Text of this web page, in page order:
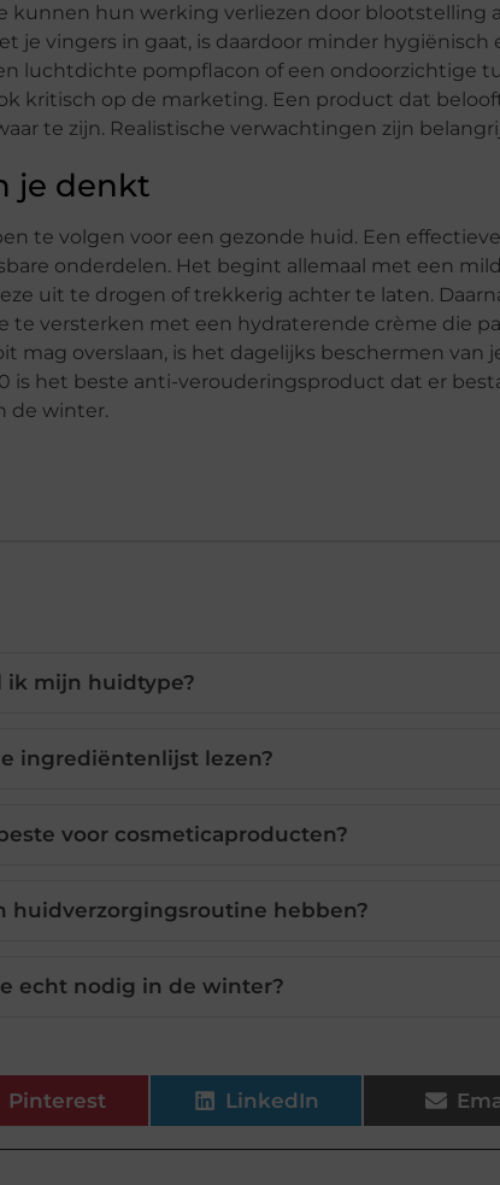
kunnen hun werking verliezen door blootstelling
je vingers in gaat, is daardoor minder hygiënisch
luchtdichte pompflacon of een ondoorzichtige
kritisch op de marketing. Een product dat
te zijn. Realistische verwachtingen zijn
je denkt
te volgen voor een gezonde huid. Een effectieve
onderdelen. Het begint allemaal met een
uit te drogen of trekkerig achter te laten.
te versterken met een hydraterende crème die
mag overslaan, is het dagelijks beschermen van
is het beste anti-verouderingsproduct dat er
de winter.
ik mijn huidtype?
ingrediëntenlijst lezen?
voor cosmeticaproducten?
huidverzorgingsroutine hebben?
echt nodig in de winter?
Pinterest LinkedIn